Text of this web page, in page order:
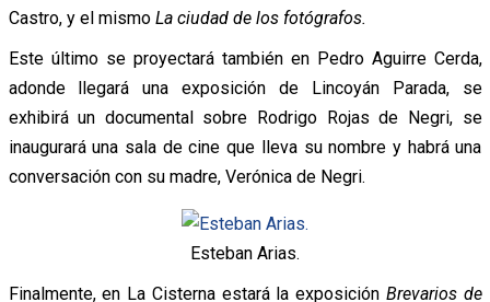
Castro, y el mismo La ciudad de los fotógrafos.
Este último se proyectará también en Pedro Aguirre Cerda,
adonde llegará una exposición de Lincoyán Parada, se
exhibirá un documental sobre Rodrigo Rojas de Negri, se
inaugurará una sala de cine que lleva su nombre y habrá una
conversación con su madre, Verónica de Negri.
Esteban Arias.
Finalmente, en La Cisterna estará la exposición Brevarios de